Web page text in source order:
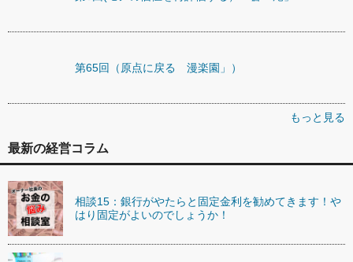
第65回（原点に戻る 漫楽園」）
もっと見る
最新の経営コラム
相談15：銀行がやたらと固定金利を勧めてきます！や
はり固定がよいのでしょうか！